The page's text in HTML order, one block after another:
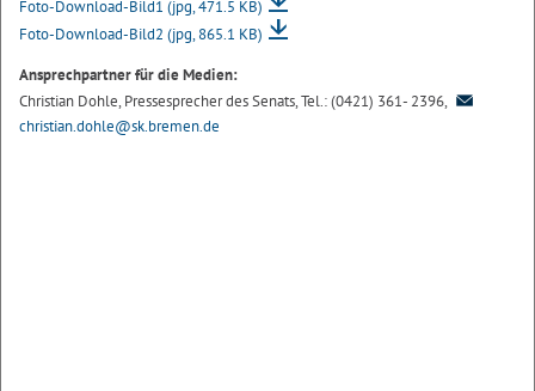
Foto-Download-Bild1 (jpg, 471.5 KB)
Foto-Download-Bild2 (jpg, 865.1 KB)
Ansprechpartner für die Medien:
Christian Dohle, Pressesprecher des Senats, Tel.: (0421) 361- 2396,
christian.dohle@sk.bremen.de